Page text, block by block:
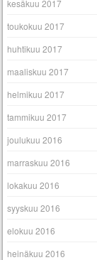
kesäkuu 2017
toukokuu 2017
huhtikuu 2017
maaliskuu 2017
helmikuu 2017
tammikuu 2017
joulukuu 2016
marraskuu 2016
lokakuu 2016
syyskuu 2016
elokuu 2016
heinäkuu 2016